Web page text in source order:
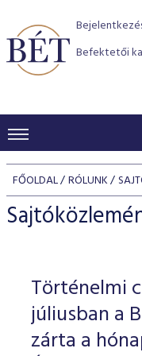
Befektetői
KERESKEDÉSI ADATOK
INDEXEK
Jelzáloglevél
Vállalati
Azonnali Piac
Részvények
Származékos piac
BEFEKTETŐK
Részvény
Hitelpapír
BÉT
Alkalmazott
Elszámolás
Részvény és
program
BÉT Xtend -
TŐZSDETAGOK
Tőzsdetagok,
VENDOROK
FŐOLDAL RÓLUNK
Történelmi
júliusban a
zárta a